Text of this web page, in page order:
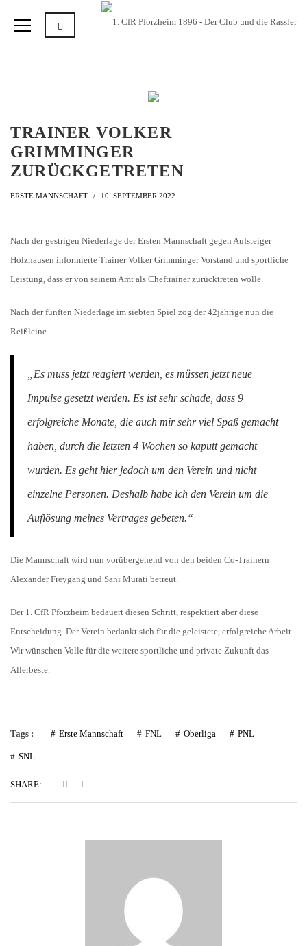
TRAINER VOLKER
GRIMMINGER
ZURÜCKGETRETEN
ERSTE MANNSCHAFT 10. SEPTEMBER 2022
Nach der gestrigen Niederlage der Ersten Mannschaft gegen Aufsteiger
Holzhausen informierte Trainer Volker Grimminger Vorstand und sportliche
Leistung, dass er von seinem Amt als Cheftrainer zurücktreten wolle.
Nach der fünften Niederlage im siebten Spiel zog der 42jährige nun die
Reißleine.
„Es muss jetzt reagiert werden, es müssen jetzt neue
Impulse gesetzt werden. Es ist sehr schade, dass 9
erfolgreiche Monate, die auch mir sehr viel Spaß gemacht
haben, durch die letzten 4 Wochen so kaputt gemacht
wurden. Es geht hier jedoch um den Verein und nicht
einzelne Personen. Deshalb habe ich den Verein um die
Auflösung meines Vertrages gebeten.“
Die Mannschaft wird nun vorübergehend von den beiden Co-Trainern
Alexander Freygang und Sani Murati betreut.
Der 1. CfR Pforzheim bedauert diesen Schritt, respektiert aber diese
Entscheidung. Der Verein bedankt sich für die geleistete, erfolgreiche Arbeit.
Wir wünschen Volle für die weitere sportliche und private Zukunft das
Allerbeste.
Tags : Erste Mannschaft FNL Oberliga PNL
SNL
SHARE: